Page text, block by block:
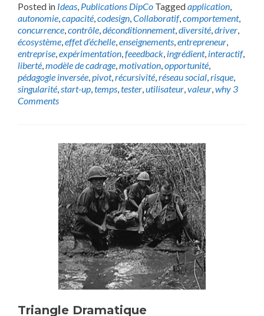
Posted in Ideas, Publications DipCo Taggedapplication,
autonomie,capacité,codesign,Collaboratif,comportement,
concurrence,contrôle,déconditionnement,diversité,driver,
écosystème,effet d’échelle,enseignements,entrepreneur,
entreprise,expérimentation,feeedback, ingrédient, interactif,
liberté,modèle de cadrage,motivation,opportunité,
pédagogie inversée,pivot,récursivité,réseau social,risque,
singularité,start-up,temps,tester,utilisateur,valeur,why 3
Comments
Triangle Dramatique